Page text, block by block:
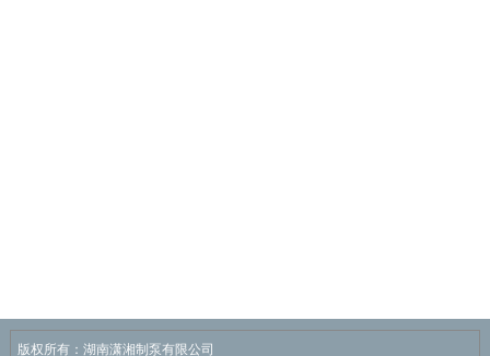
版权所有：湖南潇湘制泵有限公司